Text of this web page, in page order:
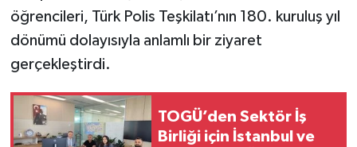
öğrencileri, Türk Polis Teşkilatı’nın 180. kuruluş yıl
dönümü dolayısıyla anlamlı bir ziyaret
gerçekleştirdi.
TOGÜ’den Sektör İş
Birliği için İstanbul ve
Sağlık
Teknoloji
Haber Arşivi